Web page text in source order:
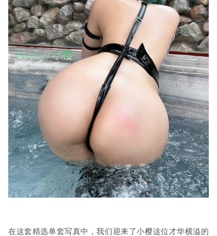
在这套精选单套写真中，我们迎来了小樱这位才华横溢的